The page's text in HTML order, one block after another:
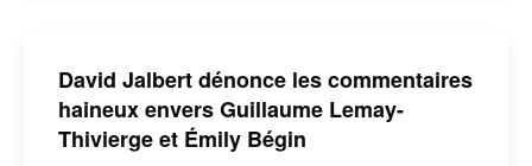
David Jalbert dénonce les commentaires
haineux envers Guillaume Lemay-
Thivierge et Émily Bégin